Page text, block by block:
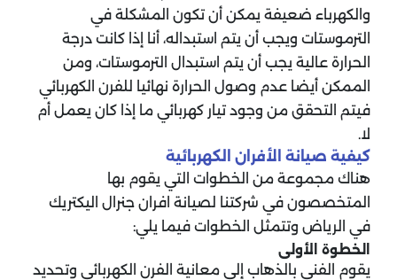
والكهرباء ضعيفة يمكن أن تكون المشكلة في
الترموستات ويجب أن يتم استبداله، أنا إذا كانت درجة
الحرارة عالية يجب أن يتم استبدال الترموستات، ومن
الممكن أيضا عدم وصول الحرارة نهائيا للفرن الكهربائي
فيتم التحقق من وجود تيار كهربائي ما إذا كان يعمل أم
لا.
كيفية صيانة الأفران الكهربائية
هناك مجموعة من الخطوات التي يقوم بها
المتخصصون في شركتنا لصيانة افران جنرال اليكتريك
في الرياض وتتمثل الخطوات فيما يلي:
الخطوة الأولى
يقوم الفني بالذهاب إلى معانية الفرن الكهربائي وتحديد